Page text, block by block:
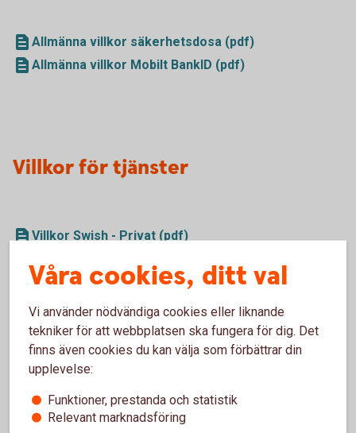
Allmänna villkor säkerhetsdosa (pdf)
Allmänna villkor Mobilt BankID (pdf)
Villkor för tjänster
Villkor Swish - Privat (pdf)
Allmänna villkor internetbanken för privatpersoner
Särskilda villkor internetbanken för företag (pdf)
Våra cookies, ditt val
Vi använder nödvändiga cookies eller liknande
tekniker för att webbplatsen ska fungera för dig. Det
finns även cookies du kan välja som förbättrar din
upplevelse:
Funktioner, prestanda och statistik
Relevant marknadsföring